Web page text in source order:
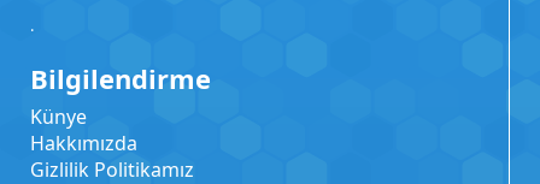
.
Bilgilendirme
Künye
Hakkımızda
Gizlilik Politikamız